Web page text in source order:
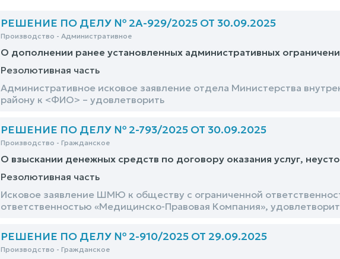
РЕШЕНИЕ ПО ДЕЛУ № 2А-929/2025 ОТ 30.09.2025
Производство - Административное
О дополнении ранее установленных административных
Резолютивная часть
Административное исковое заявление отдела Министерства
району к <ФИО> – удовлетворить
РЕШЕНИЕ ПО ДЕЛУ № 2-793/2025 ОТ 30.09.2025
Производство - Гражданское
О взыскании денежных средств по договору оказания услуг,
Резолютивная часть
Исковое заявление ШМЮ к обществу с ограниченной
ответственностью «Медицинско-Правовая Компания»,
РЕШЕНИЕ ПО ДЕЛУ № 2-910/2025 ОТ 29.09.2025
Производство - Гражданское